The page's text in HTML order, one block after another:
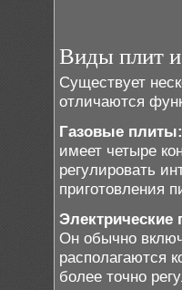
Виды плит
Существует
отличаются
Газовые плиты:
имеет четыре
регулировать
приготовления
Электрические
Он обычно
располагаются
более точно